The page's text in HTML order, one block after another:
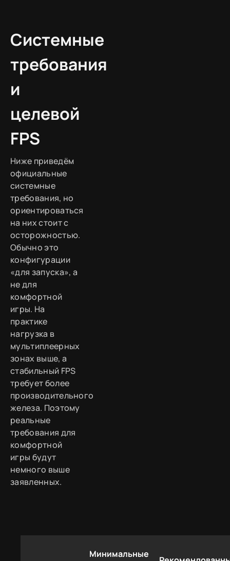
Системные
требования
и
целевой
FPS
Ниже приведём
официальные
системные
требования, но
ориентироваться
на них стоит с
осторожностью.
Обычно это
конфигурации
«для запуска», а
не для
комфортной
игры. На
практике
нагрузка в
мультиплеерных
зонах выше, а
стабильный FPS
требует более
производительного
железа. Поэтому
реальные
требования для
комфортной
игры будут
немного выше
заявленных.
Минимальные